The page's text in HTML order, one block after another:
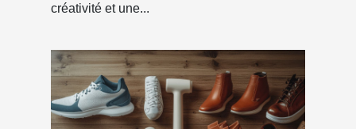
créativité et une...